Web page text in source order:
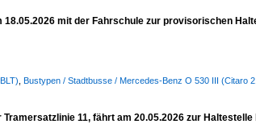
18.05.2026 mit der Fahrschule zur provisorischen
Bustypen / Stadtbusse / Mercedes-Benz O 530 III (Citaro
Tramersatzlinie 11, fährt am 20.05.2026 zur